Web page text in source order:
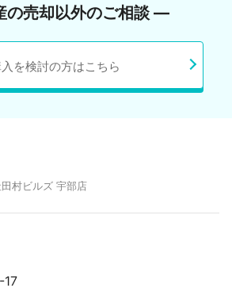
売却以外のご相談 ―
を検討の方はこちら
村ビルズ 宇部店
17